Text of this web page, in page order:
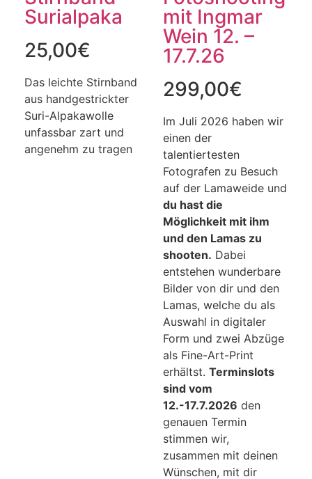
Surialpaka
25,00€
Das leichte Stirnband
aus handgestrickter
Suri-Alpakawolle
unfassbar zart und
angenehm zu tragen
mit Ingmar
Wein 12. –
17.7.26
299,00€
Im Juli 2026 haben wir
einen der
talentiertesten
Fotografen zu Besuch
auf der Lamaweide und
du hast die
Möglichkeit mit ihm
und den Lamas zu
shooten. Dabei
entstehen wunderbare
Bilder von dir und den
Lamas, welche du als
Auswahl in digitaler
Form und zwei Abzüge
als Fine-Art-Print
erhältst. Terminslots
sind vom
12.-17.7.2026 den
genauen Termin
stimmen wir,
zusammen mit deinen
Wünschen, mit dir